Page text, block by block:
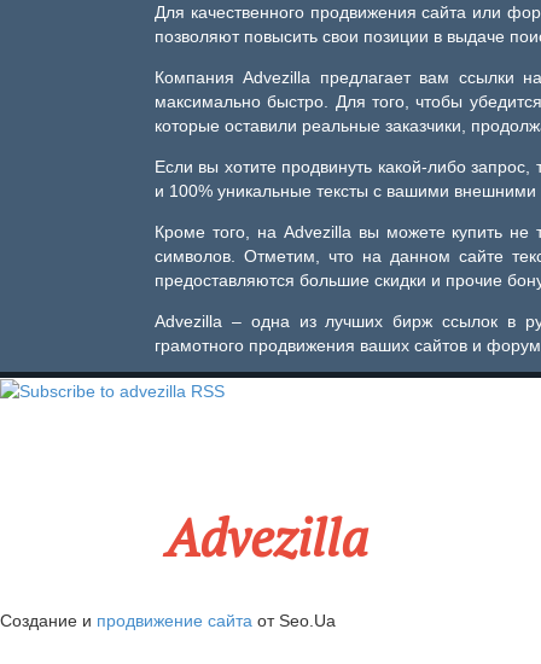
Для качественного продвижения сайта или
позволяют повысить свои позиции в выдаче
Компания Advezilla предлагает вам ссылки
максимально быстро. Для того, чтобы
которые оставили реальные заказчики,
Если вы хотите продвинуть какой-либо
и 100% уникальные тексты с вашими
Кроме того, на Advezilla вы можете купить не
символов. Отметим, что на данном сайте
предоставляются большие скидки и прочие
Advezilla – одна из лучших бирж ссылок в
грамотного продвижения ваших сайтов и
Advezilla
Создание и продвижение сайта от Seo.Ua